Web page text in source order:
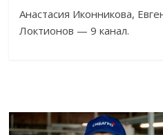
Анастасия Иконникова,
Локтионов — 9 канал.